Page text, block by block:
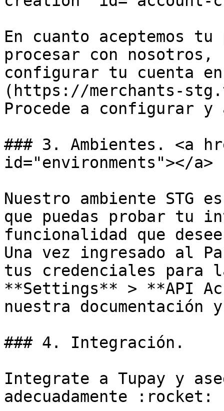
En cuanto aceptemos
procesar con
configurar tu cuenta en
(https://merchants-
Procede a configurar
### 3. Ambientes. <a
id="environments"></a>
Nuestro ambiente STG
que puedas probar tu
funcionalidad que
Una vez ingresado al
tus credenciales para
**Settings** > **API
nuestra
### 4. Integración.
Integrate a Tupay y
adecuadamente :rocket: